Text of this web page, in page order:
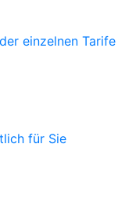
einzelnen Tarife
für Sie